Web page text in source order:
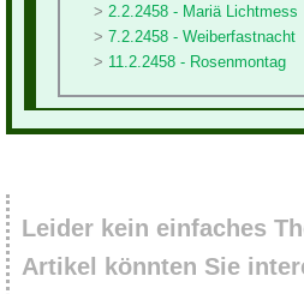
2.2.2458 - Mariä Lichtmess
7.2.2458 - Weiberfastnacht
11.2.2458 - Rosenmontag
Leider kein einfaches
Artikel könnten Sie